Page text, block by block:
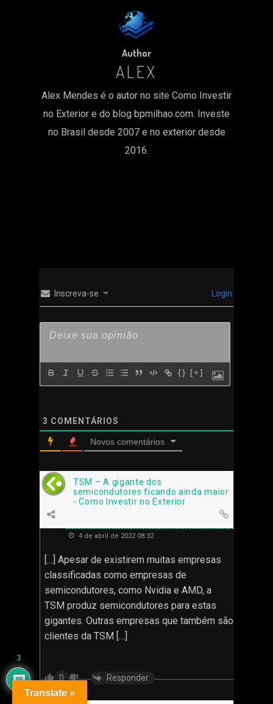
Author
ALEX
Alex Mendes é o autor no site Como Investir
no Exterior e do blog bpmilhao.com. Investe
no Brasil desde 2007 e no exterior desde
2016.
Inscreva-se Login
{} [+]
3 COMENTÁRIOS
Novos comentários
TSM – A gigante dos
semicondutores ficando ainda maior
- Como Investir no Exterior
4 de abril de 2022 08:32
[…] Apesar de existirem muitas empresas
classificadas como empresas de
semicondutores, como Nvidia e AMD, a
TSM produz semicondutores para estas
gigantes. Outras empresas que também são
clientes da TSM […]
0 Responder
Translate »
3